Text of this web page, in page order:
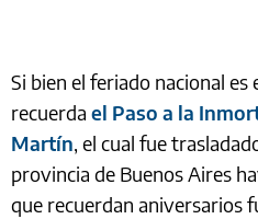
Si bien el feriado nacional es
recuerda el Paso a la
Martín, el cual fue
provincia de Buenos Aires
que recuerdan aniversarios